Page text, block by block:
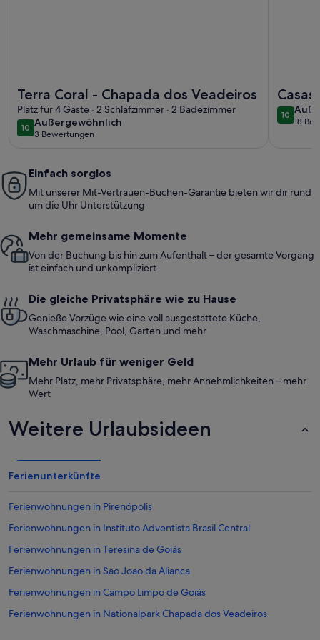
Terra Coral - Chapada dos Veadeiros
Platz für 4 Gäste · 2 Schlafzimmer · 2 Badezimmer
1010 von 10
Außergewöhnlich
außergewöhnlich
3 Bewertungen
(3
1010 von
18
(18
Einfach sorglos
Mit unserer Mit-Vertrauen-Buchen-Garantie bieten wir dir rund
um die Uhr Unterstützung
Mehr gemeinsame Momente
Von der Buchung bis hin zum Aufenthalt – der gesamte Vorgang
ist einfach und unkompliziert
Die gleiche Privatsphäre wie zu Hause
Genieße Vorzüge wie eine voll ausgestattete Küche,
Waschmaschine, Pool, Garten und mehr
Mehr Urlaub für weniger Geld
Mehr Platz, mehr Privatsphäre, mehr Annehmlichkeiten – mehr
Wert
Weitere Urlaubsideen
Ferienunterkünfte
Ferienwohnungen in Pirenópolis
Ferienwohnungen in Instituto Adventista Brasil Central
Ferienwohnungen in Teresina de Goiás
Ferienwohnungen in Sao Joao da Alianca
Ferienwohnungen in Campo Limpo de Goiás
Ferienwohnungen in Nationalpark Chapada dos Veadeiros